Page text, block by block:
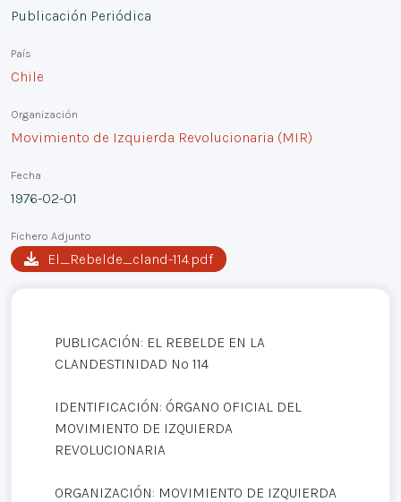
Publicación Periódica
País
Chile
Organización
Movimiento de Izquierda Revolucionaria (MIR)
Fecha
1976-02-01
Fichero Adjunto
El_Rebelde_cland-114.pdf
PUBLICACIÓN: EL REBELDE EN LA
CLANDESTINIDAD Nº 114
IDENTIFICACIÓN: ÓRGANO OFICIAL DEL
MOVIMIENTO DE IZQUIERDA
REVOLUCIONARIA
ORGANIZACIÓN: MOVIMIENTO DE IZQUIERDA